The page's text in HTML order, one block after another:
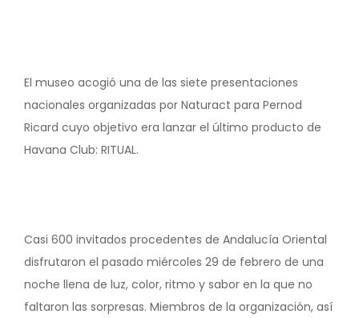
El museo acogió una de las siete presentaciones
nacionales organizadas por Naturact para Pernod
Ricard cuyo objetivo era lanzar el último producto de
Havana Club: RITUAL.
Casi 600 invitados procedentes de Andalucía Oriental
disfrutaron el pasado miércoles 29 de febrero de una
noche llena de luz, color, ritmo y sabor en la que no
faltaron las sorpresas. Miembros de la organización, así